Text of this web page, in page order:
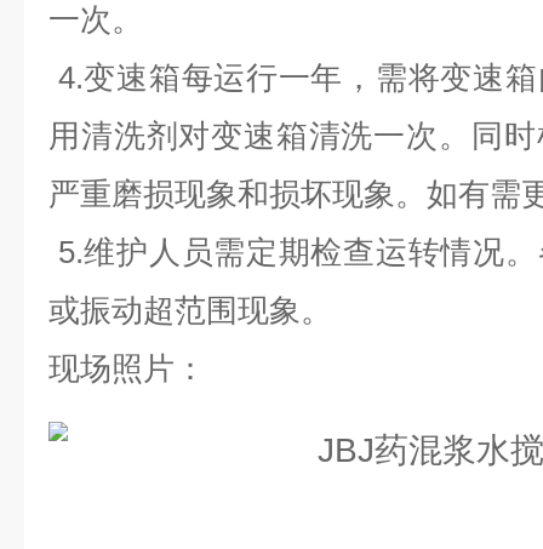
一次。
4.变速箱每运行一年，需将变速
用清洗剂对变速箱清洗一次。同
严重磨损现象和损坏现象。如有
5.维护人员需定期检查运转情况
或振动超范围现象。
现场照片：